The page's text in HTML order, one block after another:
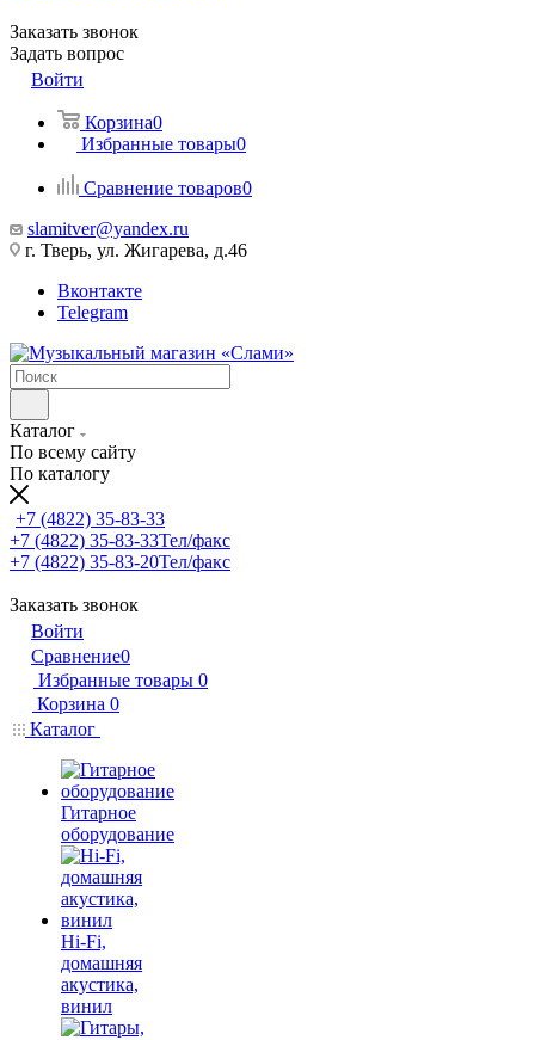
Заказать звонок
Задать вопрос
Войти
Корзина0
Избранные товары0
Сравнение товаров0
slamitver@yandex.ru
г. Тверь, ул. Жигарева, д.46
Вконтакте
Telegram
Каталог
По всему сайту
По каталогу
+7 (4822) 35-83-33
+7 (4822) 35-83-33Тел/факс
+7 (4822) 35-83-20Тел/факс
Заказать звонок
Войти
Сравнение0
Избранные товары 0
Корзина 0
Каталог
Гитарное
оборудование
Hi-Fi,
домашняя
акустика,
винил